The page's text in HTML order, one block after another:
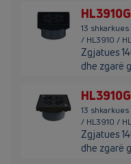
HL3910G
13
/ HL3910 /
Zgjatues
dhe zgarë
13
/ HL3910 /
Zgjatues
dhe zgarë